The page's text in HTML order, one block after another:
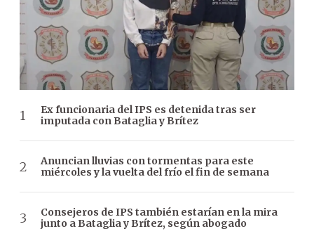
Ex funcionaria del IPS es detenida tras ser
imputada con Bataglia y Brítez
Anuncian lluvias con tormentas para este
miércoles y la vuelta del frío el fin de semana
Consejeros de IPS también estarían en la mira
junto a Bataglia y Brítez, según abogado